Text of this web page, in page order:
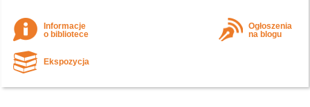
Informacje
o bibliotece
Ogłoszenia
na blogu
Ekspozycja